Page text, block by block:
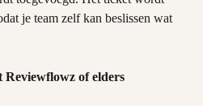
je team zelf kan beslissen wat
of elders